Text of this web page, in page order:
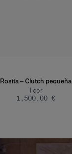
Rosita – Clutch pequeña
1 cor
‌1,500.00 €